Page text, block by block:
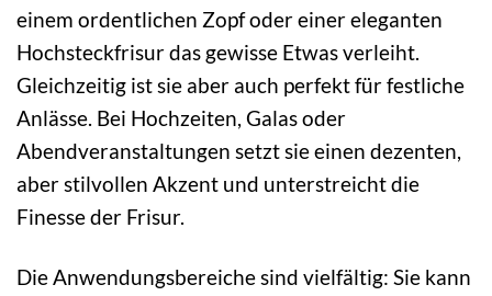
einem ordentlichen Zopf oder einer eleganten
Hochsteckfrisur das gewisse Etwas verleiht.
Gleichzeitig ist sie aber auch perfekt für festliche
Anlässe. Bei Hochzeiten, Galas oder
Abendveranstaltungen setzt sie einen dezenten,
aber stilvollen Akzent und unterstreicht die
Finesse der Frisur.
Die Anwendungsbereiche sind vielfältig: Sie kann